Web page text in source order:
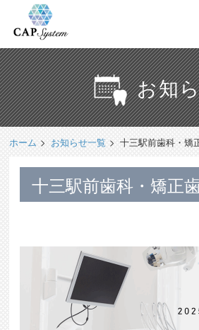
お知
ホーム お知らせ一覧 十三駅前歯科・矯
十三駅前歯科・矯正